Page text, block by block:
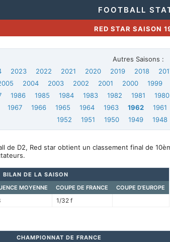
FOOTBALL
RED STAR SAISON
Autres Saisons :
2023 2022 2021 2020 2019 2018
2004 2003 2002 2001 2000 1999
1986 1985 1984 1983 1982 1981 1980
1967 1966 1965 1964 1963 1962 1961
1952
1951 1950 1949 1948
de D2, Red star obtient un classement final de
BILAN DE LA SAISON
MOYENNE COUPE DE FRANCE COUPE D'EUROPE
1/32 f
CHAMPIONNAT DE FRANCE